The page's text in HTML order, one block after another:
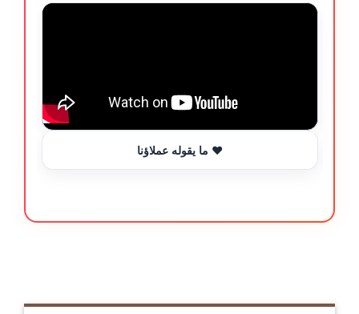
ما يقوله عملاؤنا ❤️